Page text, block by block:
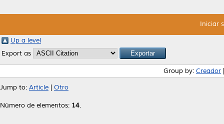
Iniciar
Up a level
Export as
Group by: Creador
Jump to: Article Otro
Número de elementos: 14.